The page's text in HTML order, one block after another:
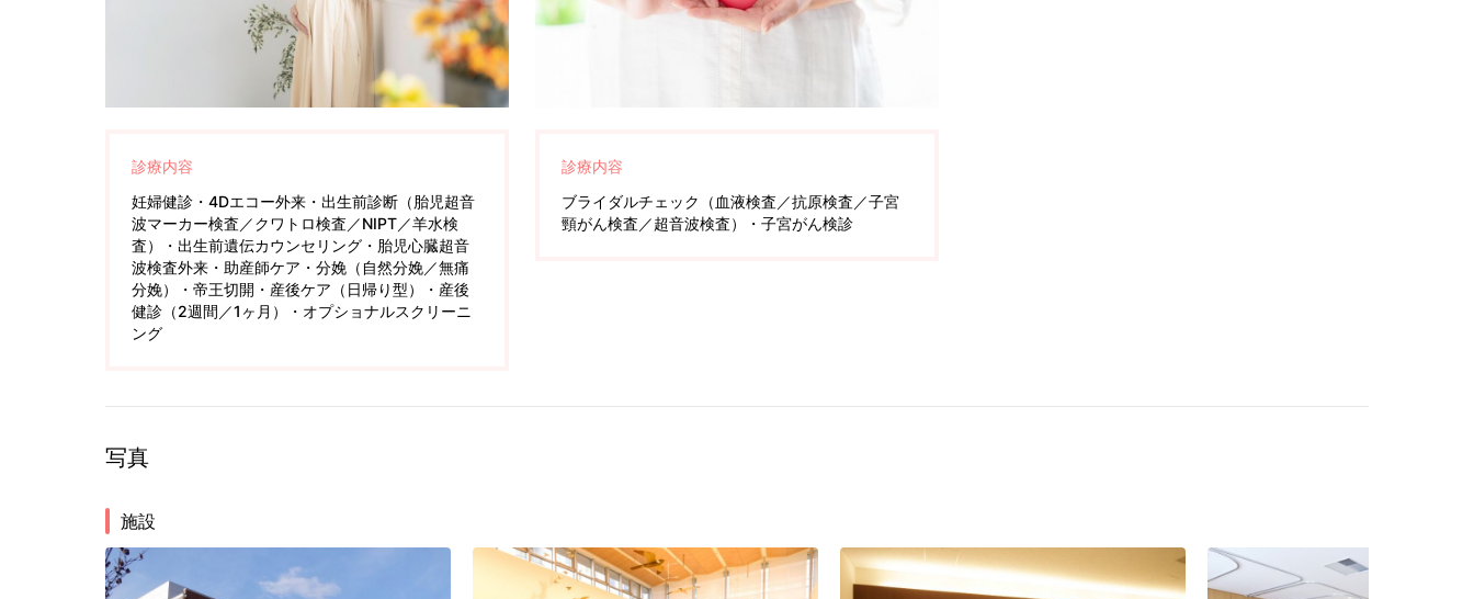
診療内容
妊婦健診・4Dエコー外来・出生前診断（胎児超音
波マーカー検査／クワトロ検査／NIPT／羊水検
査）・出生前遺伝カウンセリング・胎児心臓超音
波検査外来・助産師ケア・分娩（自然分娩／無痛
分娩）・帝王切開・産後ケア（日帰り型）・産後
健診（2週間／1ヶ月）・オプショナルスクリーニ
ング
診療内容
ブライダルチェック（血液検査／抗原検査／子宮
頸がん検査／超音波検査）・子宮がん検診
写真
施設